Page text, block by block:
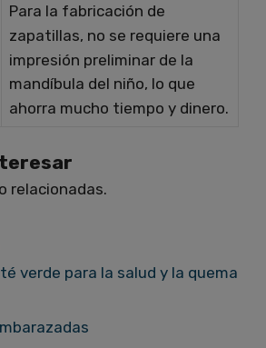
Para la fabricación de
zapatillas, no se requiere una
impresión preliminar de la
mandíbula del niño, lo que
ahorra mucho tiempo y dinero.
relacionadas.
verde para la salud y la quema